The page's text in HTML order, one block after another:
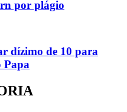
por plágio
dízimo de 10 para
Papa